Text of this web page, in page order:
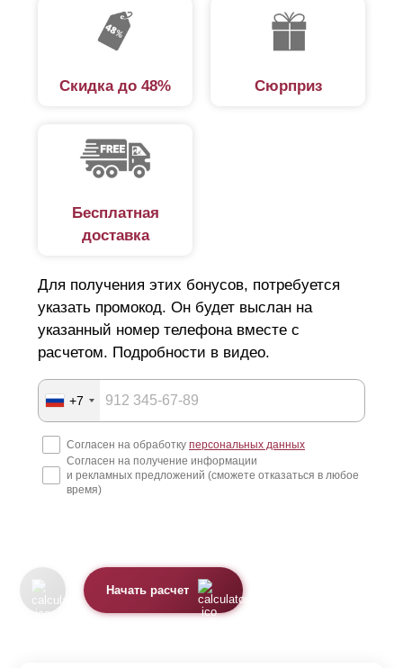
Скидка до 48% Сюрприз
Бесплатная
доставка
Для получения этих бонусов, потребуется
указать промокод. Он будет выслан на
указанный номер телефона вместе с
расчетом. Подробности в видео.
+7
Согласен на обработку персональных данных
Согласен на получение информации
и рекламных предложений (сможете отказаться в любое
время)
Начать расчет